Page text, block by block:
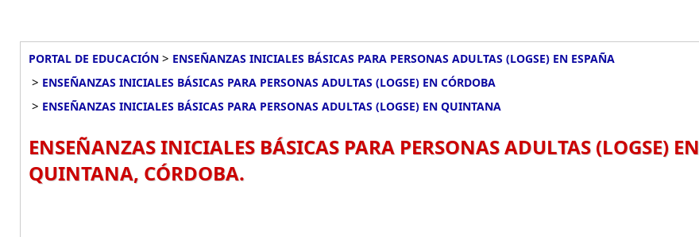
PORTAL DE EDUCACIÓN > ENSEÑANZAS INICIALES BÁSICAS PARA PERSONAS ADULTAS (LOGSE) EN ESPAÑA
> ENSEÑANZAS INICIALES BÁSICAS PARA PERSONAS ADULTAS (LOGSE) EN CÓRDOBA
> ENSEÑANZAS INICIALES BÁSICAS PARA PERSONAS ADULTAS (LOGSE) EN QUINTANA
ENSEÑANZAS INICIALES BÁSICAS PARA PERSONAS ADULTAS (LOGSE) EN
QUINTANA, CÓRDOBA.